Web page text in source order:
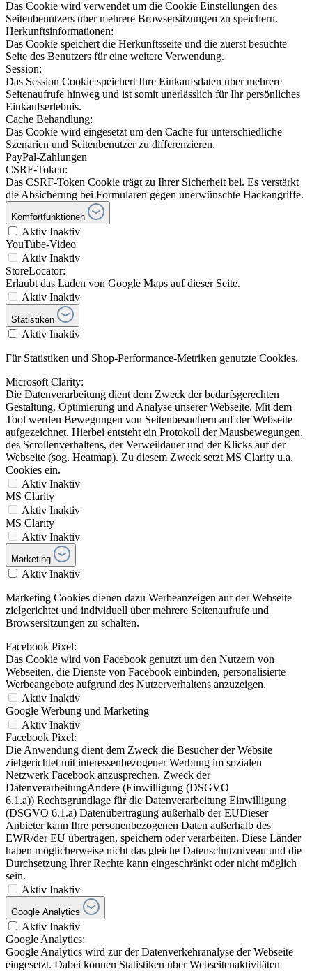
Das Cookie wird verwendet um die Cookie Einstellungen des
Seitenbenutzers über mehrere Browsersitzungen zu speichern.
Herkunftsinformationen:
Das Cookie speichert die Herkunftsseite und die zuerst besuchte
Seite des Benutzers für eine weitere Verwendung.
Session:
Das Session Cookie speichert Ihre Einkaufsdaten über mehrere
Seitenaufrufe hinweg und ist somit unerlässlich für Ihr persönliches
Einkaufserlebnis.
Cache Behandlung:
Das Cookie wird eingesetzt um den Cache für unterschiedliche
Szenarien und Seitenbenutzer zu differenzieren.
PayPal-Zahlungen
CSRF-Token:
Das CSRF-Token Cookie trägt zu Ihrer Sicherheit bei. Es verstärkt
die Absicherung bei Formularen gegen unerwünschte Hackangriffe.
Komfortfunktionen
Aktiv Inaktiv
YouTube-Video
Aktiv Inaktiv
StoreLocator:
Erlaubt das Laden von Google Maps auf dieser Seite.
Aktiv Inaktiv
Statistiken
Aktiv Inaktiv
Für Statistiken und Shop-Performance-Metriken genutzte Cookies.
Microsoft Clarity:
Die Datenverarbeitung dient dem Zweck der bedarfsgerechten
Gestaltung, Optimierung und Analyse unserer Webseite. Mit dem
Tool werden Bewegungen von Seitenbesuchern auf der Webseite
aufgezeichnet. Hierbei entsteht ein Protokoll der Mausbewegungen,
des Scrollenverhaltens, der Verweildauer und der Klicks auf der
Webseite (sog. Heatmap). Zu diesem Zweck setzt MS Clarity u.a.
Cookies ein.
Aktiv Inaktiv
MS Clarity
Aktiv Inaktiv
MS Clarity
Aktiv Inaktiv
Marketing
Aktiv Inaktiv
Marketing Cookies dienen dazu Werbeanzeigen auf der Webseite
zielgerichtet und individuell über mehrere Seitenaufrufe und
Browsersitzungen zu schalten.
Facebook Pixel:
Das Cookie wird von Facebook genutzt um den Nutzern von
Webseiten, die Dienste von Facebook einbinden, personalisierte
Werbeangebote aufgrund des Nutzerverhaltens anzuzeigen.
Aktiv Inaktiv
Google Werbung und Marketing
Aktiv Inaktiv
Facebook Pixel:
Die Anwendung dient dem Zweck die Besucher der Website
zielgerichtet mit interessenbezogener Werbung im sozialen
Netzwerk Facebook anzusprechen. Zweck der
DatenverarbeitungAndere (Einwilligung (DSGVO
6.1.a)) Rechtsgrundlage für die Datenverarbeitung Einwilligung
(DSGVO 6.1.a) Datenübertragung außerhalb der EUDieser
Anbieter kann Ihre personenbezogenen Daten außerhalb des
EWR/der EU übertragen, speichern oder verarbeiten. Diese Länder
haben möglicherweise nicht das gleiche Datenschutzniveau und die
Durchsetzung Ihrer Rechte kann eingeschränkt oder nicht möglich
sein.
Aktiv Inaktiv
Google Analytics
Aktiv Inaktiv
Google Analytics:
Google Analytics wird zur der Datenverkehranalyse der Webseite
eingesetzt. Dabei können Statistiken über Webseitenaktivitäten